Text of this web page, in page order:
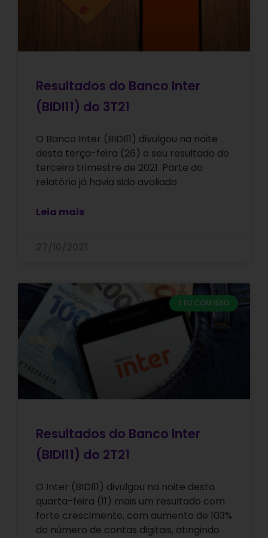
Resultados do Banco Inter
(BIDI11) do 3T21
O Banco Inter (BIDI11) divulgou na noite
desta terça-feira (26) o seu resultado do
terceiro trimestre de 2021. Parte do
relatório já havia sido avaliado
Leia mais
E EU COM ISSO
Resultados do Banco Inter
(BIDI11) do 2T21
O Inter (BIDI11) divulgou na noite desta
quarta-feira (11) mais um resultado com
forte crescimento, com aumento de 103%
do número de contas digitais, atingindo